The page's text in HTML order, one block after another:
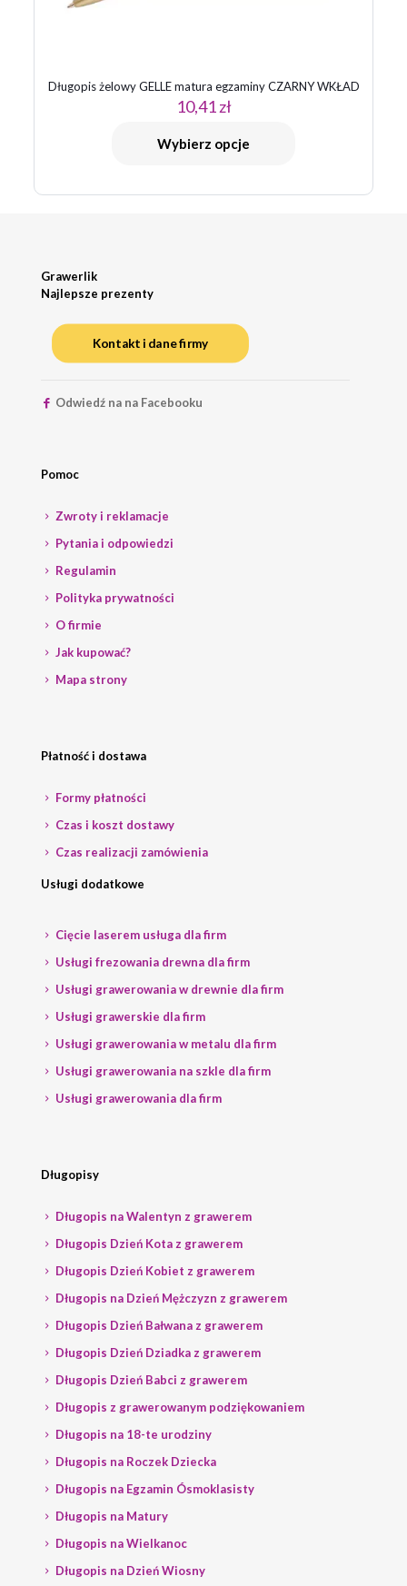
Długopis żelowy GELLE matura egzaminy CZARNY WKŁAD
10,41zł
Wybierz opcje
Grawerlik
Najlepsze prezenty
Kontakt i dane firmy
Odwiedź na na Facebooku
Pomoc
Zwroty i reklamacje
Pytania i odpowiedzi
Regulamin
Polityka prywatności
O firmie
Jak kupować?
Mapa strony
Płatność i dostawa
Formy płatności
Czas i koszt dostawy
Czas realizacji zamówienia
Usługi dodatkowe
Cięcie laserem usługa dla firm
Usługi frezowania drewna dla firm
Usługi grawerowania w drewnie dla firm
Usługi grawerskie dla firm
Usługi grawerowania w metalu dla firm
Usługi grawerowania na szkle dla firm
Usługi grawerowania dla firm
Długopisy
Długopis na Walentyn z grawerem
Długopis Dzień Kota z grawerem
Długopis Dzień Kobiet z grawerem
Długopis na Dzień Mężczyzn z grawerem
Długopis Dzień Bałwana z grawerem
Długopis Dzień Dziadka z grawerem
Długopis Dzień Babci z grawerem
Długopis z grawerowanym podziękowaniem
Długopis na 18-te urodziny
Długopis na Roczek Dziecka
Długopis na Egzamin Ósmoklasisty
Długopis na Matury
Długopis na Wielkanoc
Długopis na Dzień Wiosny